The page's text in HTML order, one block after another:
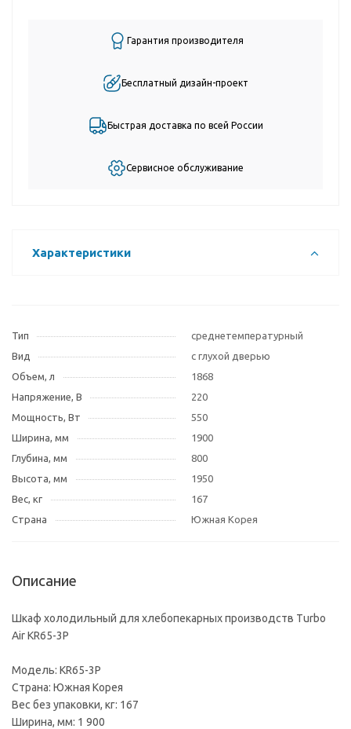
Гарантия производителя
Бесплатный дизайн-проект
Быстрая доставка по всей России
Сервисное обслуживание
Характеристики
Тип
среднетемпературный
Вид
с глухой дверью
Объем, л
1868
Напряжение, В
220
Мощность, Вт
550
Ширина, мм
1900
Глубина, мм
800
Высота, мм
1950
Вес, кг
167
Страна
Южная Корея
Описание
Шкаф холодильный для хлебопекарных производств Turbo
Air KR65-3P
Модель: KR65-3P
Страна: Южная Корея
Вес без упаковки, кг: 167
Ширина, мм: 1 900